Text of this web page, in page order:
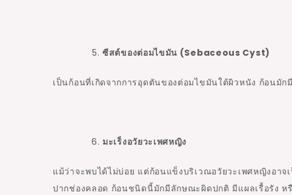
ซีสต์ของต่อมไขมัน (Sebaceous Cyst)
เป็นก้อนที่เกิดจากการอุดตันของต่อมไขมันใต้ผิวหนัง ก้อนมั
มะเร็งอวัยวะเพศหญิง
แม้ว่าจะพบได้ไม่บ่อย แต่ก้อนแข็งบริเวณอวัยวะเพศหญิงอา
ปากช่องคลอด ก้อนชนิดนี้มักมีลักษณะผิดปกติ มีแผลเรื้อรัง ห